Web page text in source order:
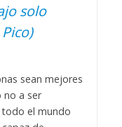
solo
sean mejores
no a ser
todo el mundo